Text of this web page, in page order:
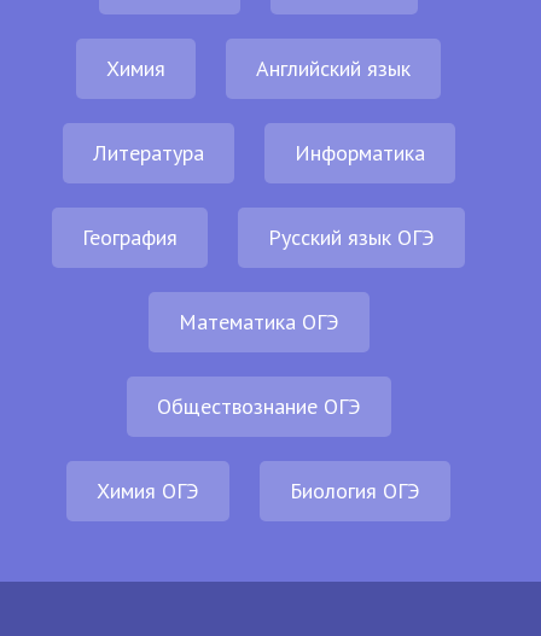
Химия Английский язык
Литература Информатика
География Русский язык ОГЭ
Математика ОГЭ
Обществознание ОГЭ
Химия ОГЭ Биология ОГЭ